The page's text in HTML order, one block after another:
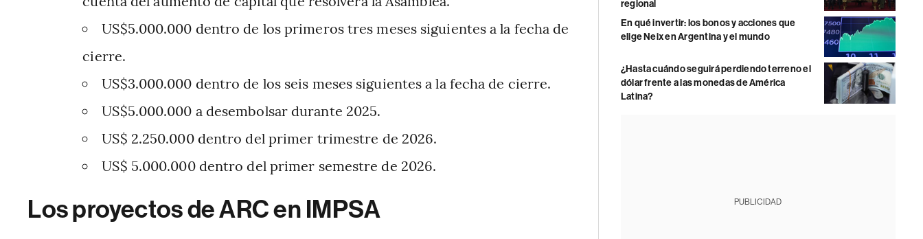
US$5.000.000 dentro de los primeros tres meses siguientes a la fecha de
cierre.
US$3.000.000 dentro de los seis meses siguientes a la fecha de cierre.
US$5.000.000 a desembolsar durante 2025.
US$ 2.250.000 dentro del primer trimestre de 2026.
US$ 5.000.000 dentro del primer semestre de 2026.
Los proyectos de ARC en IMPSA
regional
En qué invertir: los bonos y acciones que
elige Neix en Argentina y el mundo
¿Hasta cuándo seguirá perdiendo terreno el
dólar frente a las monedas de América
Latina?
PUBLICIDAD